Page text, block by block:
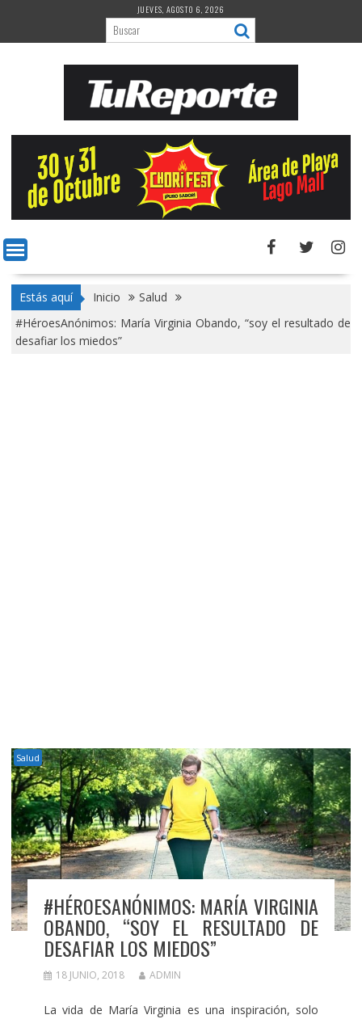
contenido
JUEVES, AGOSTO 6, 2026
Estás aquí Inicio
Salud
#HéroesAnónimos: María Virginia Obando, “soy el resultado de
desafiar los miedos”
Salud
#HÉROESANÓNIMOS: MARÍA VIRGINIA
OBANDO, “SOY EL RESULTADO DE
DESAFIAR LOS MIEDOS”
18 JUNIO, 2018 ADMIN
La vida de María Virginia es una inspiración, solo